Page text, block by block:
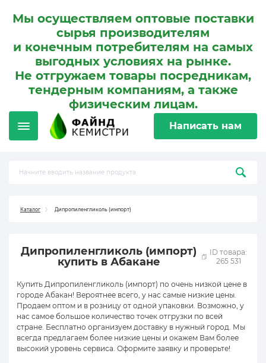
Мы осуществляем оптовые поставки
сырья производителям
и конечным потребителям на самых
выгодных условиях на рынке.
Не отгружаем товары посредникам,
тендерным компаниям, а также
физическим лицам.
Написать нам
Каталог Дипропиленгликоль (импорт)
Дипропиленгликоль (импорт)
купить в Абакане
ID товара:
265 531
Купить Дипропиленгликоль (импорт) по очень низкой цене в
городе Абакан! Вероятнее всего, у нас самые низкие цены.
Продаем оптом и в розницу от одной упаковки. Возможно, у
нас самое большое количество точек отгрузки по всей
стране. Бесплатно организуем доставку в нужный город. Мы
всегда предлагаем более низкие цены и окажем Вам более
высокий уровень сервиса. Оформите заявку и проверьте!